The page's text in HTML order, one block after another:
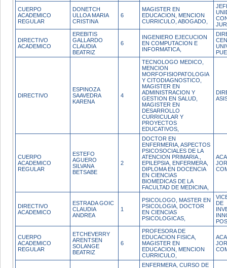
CUERPO
ACADEMICO
REGULAR
DONETCH
ULLOA MARIA
CRISTINA
6
MAGISTER EN
EDUCACION, MENCION
CURRICULO, ABOGADO,
DIRECTIVO
ACADEMICO
EREBITIS
GALLARDO
CLAUDIA
BEATRIZ
6
INGENIERO EJECUCION
EN COMPUTACION E
INFORMATICA,
DIRECTIVO
ESPINOZA
SAAVEDRA
KARENA
4
TECNOLOGO MEDICO,
MENCION
MORFOFISIOPATOLOGIA
Y CITODIAGNOSTICO,
MAGISTER EN
ADMINISTRACION Y
GESTION EN SALUD,
MAGISTER EN
DESARROLLO
CURRICULAR Y
PROYECTOS
EDUCATIVOS,
CUERPO
ACADEMICO
REGULAR
ESTEFO
AGUERO
SILVANA
BETSABE
2
DOCTOR EN
ENFERMERIA, ASPECTOS
PSICOSOCIALES DE LA
ATENCION PRIMARIA.,
EPILEPSIA, ENFERMERA,
DIPLOMA EN DOCENCIA
EN CIENCIAS
BIOMEDICAS DE LA
FACULTAD DE MEDICINA,
DIRECTIVO
ACADEMICO
ESTRADA GOIC
CLAUDIA
ANDREA
1
PSICOLOGO, MASTER EN
PSICOLOGIA, DOCTOR
EN CIENCIAS
PSICOLOGICAS,
DE
CUERPO
ACADEMICO
REGULAR
ETCHEVERRY
ARENTSEN
SOLANGE
BEATRIZ
6
PROFESORA DE
EDUCACION FISICA,
MAGISTER EN
EDUCACION, MENCION
CURRICULO,
ENFERMERA, CURSO DE